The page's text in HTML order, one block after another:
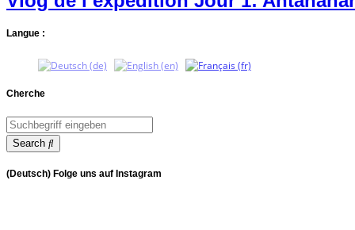
Langue :
Cherche
Search
(Deutsch) Folge uns auf Instagram